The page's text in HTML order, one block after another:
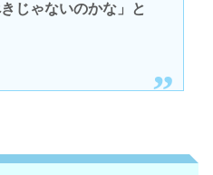
じゃないのかな」と